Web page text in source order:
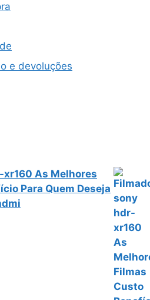
e devoluções
As Melhores
Para Quem Deseja